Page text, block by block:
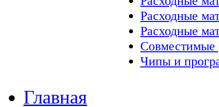
Расходные
Расходные
Совместимые
Чипы и
Главная